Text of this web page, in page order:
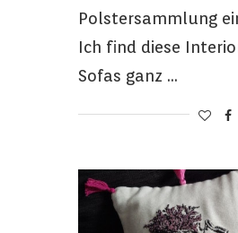
Polstersammlung
Ich find diese
Sofas ganz …